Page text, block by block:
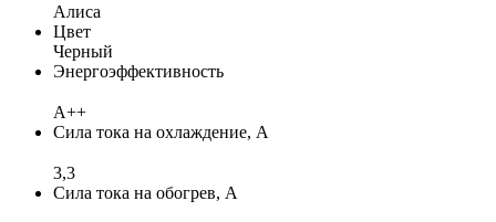
Алиса
Цвет
Черный
Энергоэффективность
A++
Сила тока на охлаждение, А
3,3
Сила тока на обогрев, А